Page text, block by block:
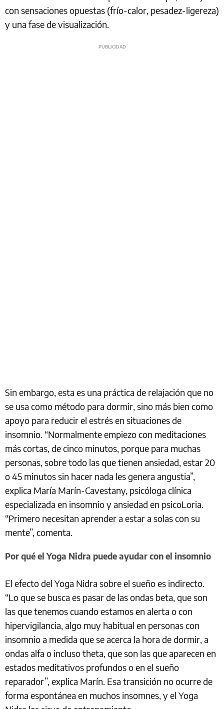
con sensaciones opuestas (frío-calor, pesadez-ligereza)
y una fase de visualización.
Sin embargo, esta es una práctica de relajación que no
se usa como método para dormir, sino más bien como
apoyo para reducir el estrés en situaciones de
insomnio. “Normalmente empiezo con meditaciones
más cortas, de cinco minutos, porque para muchas
personas, sobre todo las que tienen ansiedad, estar 20
o 45 minutos sin hacer nada les genera angustia”,
explica María Marín-Cavestany, psicóloga clínica
especializada en insomnio y ansiedad en psicoLoria.
“Primero necesitan aprender a estar a solas con su
mente”, comenta.
Por qué el Yoga Nidra puede ayudar con el insomnio
El efecto del Yoga Nidra sobre el sueño es indirecto.
“Lo que se busca es pasar de las ondas beta, que son
las que tenemos cuando estamos en alerta o con
hipervigilancia, algo muy habitual en personas con
insomnio a medida que se acerca la hora de dormir, a
ondas alfa o incluso theta, que son las que aparecen en
estados meditativos profundos o en el sueño
reparador”, explica Marín. Esa transición no ocurre de
forma espontánea en muchos insomnes, y el Yoga